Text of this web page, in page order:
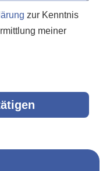
zur Kenntnis
meiner